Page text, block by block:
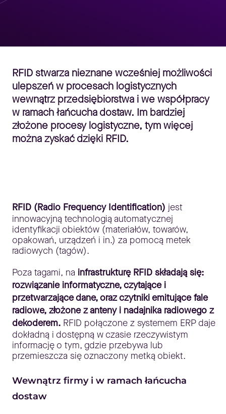
RFID stwarza nieznane wcześniej możliwości
ulepszeń w procesach logistycznych
wewnątrz przedsiębiorstwa i we współpracy
w ramach łańcucha dostaw. Im bardziej
złożone procesy logistyczne, tym więcej
można zyskać dzięki RFID.
RFID (Radio Frequency Identification) jest
innowacyjną technologią automatycznej
identyfikacji obiektów (materiałów, towarów,
opakowań, urządzeń i in.) za pomocą metek
radiowych (tagów).
Poza tagami, na infrastrukturę RFID składają się:
rozwiązanie informatyczne, czytające i
przetwarzające dane, oraz czytniki emitujące fale
radiowe, złożone z anteny i nadajnika radiowego z
dekoderem. RFID połączone z systemem ERP daje
dokładną i dostępną w czasie rzeczywistym
informację o tym, gdzie przebywa lub
przemieszcza się oznaczony metką obiekt.
Wewnątrz firmy i w ramach łańcucha
dostaw